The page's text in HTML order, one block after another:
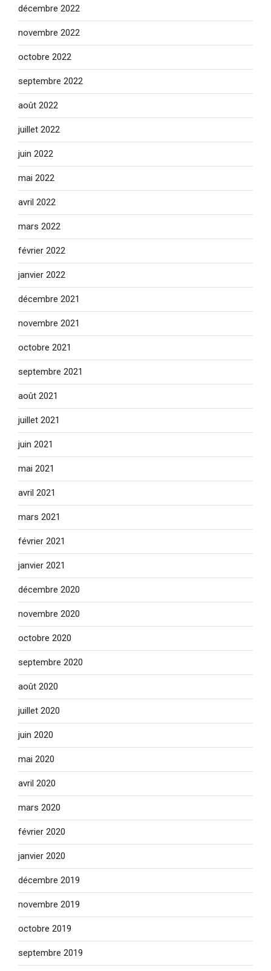
décembre 2022
novembre 2022
octobre 2022
septembre 2022
août 2022
juillet 2022
juin 2022
mai 2022
avril 2022
mars 2022
février 2022
janvier 2022
décembre 2021
novembre 2021
octobre 2021
septembre 2021
août 2021
juillet 2021
juin 2021
mai 2021
avril 2021
mars 2021
février 2021
janvier 2021
décembre 2020
novembre 2020
octobre 2020
septembre 2020
août 2020
juillet 2020
juin 2020
mai 2020
avril 2020
mars 2020
février 2020
janvier 2020
décembre 2019
novembre 2019
octobre 2019
septembre 2019